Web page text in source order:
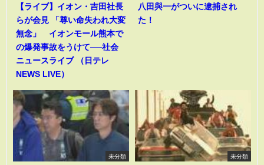
【ライブ】イオン・吉田社長
らが会見 「尊い命失われ大変
無念」 イオンモール熊本で
の爆発事故をうけて──社会
ニュースライブ （日テレ
NEWS LIVE）
八田與一がついに逮捕され
た！
未分類 未分類